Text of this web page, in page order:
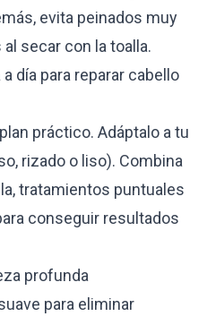
evita peinados muy
secar con la toalla.
día para reparar cabello
práctico. Adáptalo a tu
rizado o liso). Combina
tratamientos puntuales
conseguir resultados
profunda
para eliminar